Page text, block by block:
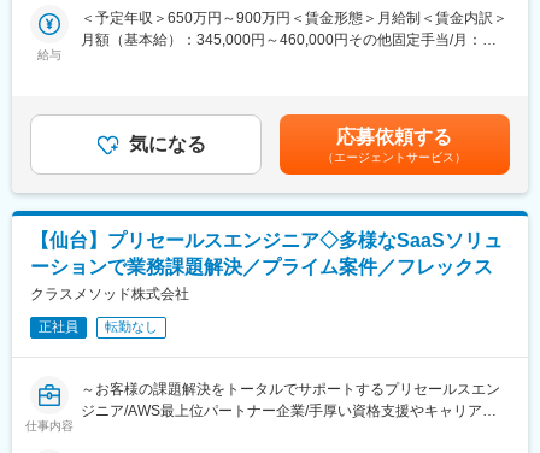
・AWS, GCP, Azure, Salesforce, ServiceNow, SAPといったクラウ
ドやパッケージソリューションを活用した開発・運用、ETL
変更の範囲：会社の定める業務
・コンテナ技術、CI/CDの支援
・顧客への内製化支援
■働き方／得られる経験：
・設計から実装までお客様と一緒に進めることができる
・AWSに詳しいクラスメソッドメンバーと協力しながらアプリケ
ーションレイヤーの実装
・コンサルティングができる
■当社の特徴：
【魅力】
・AWS Partner Awardsにおいて「SI Partner of the Year -
GLOBAL」受賞暦あり、世界トップ水準のAWS技術を持っていま
す。
・技術ブログ「DevelopersIO」「Zenn」を運営
給与
＜予定年収＞650万円～900万円＜賃金形態＞月給制＜賃金内訳＞
月額（基本給）：345,000円～460,000円その他固定手当/月：
残業手当月29時間分96,000円～月39時間分163,000円※超過分は
追加支給■給与改定：四半期ごと（条件あり）■賞与：年2回（6
月、12月）■決算賞与：年1回（7月）※業績による賃金はあくまで
も目安の金額であり、選考を通じて上下する可能性があります。
月給(月額)は固定手当を含めた表記です。
気になる 応募依頼する
（エージェントサービス）
【仙台】プリセールスエンジニア◇多様なSaaSソリュ
ーションで業務課題解決／プライム案件／フレックス
クラスメソッド株式会社
正社員 転勤なし
仕事内容
～お客様の課題解決をトータルでサポートするプリセールスエン
ジニア/AWS最上位パートナー企業/手厚い資格支援やキャリアサ